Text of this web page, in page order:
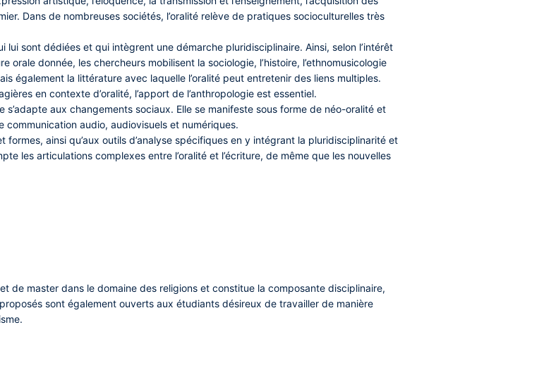
Dans de nombreuses sociétés, l’oralité relève de pratiques socioculturelles très
lui sont dédiées et qui intègrent une démarche pluridisciplinaire. Ainsi, selon l’intérêt
orale donnée, les chercheurs mobilisent la sociologie, l’histoire, l’ethnomusicologie
également la littérature avec laquelle l’oralité peut entretenir des liens multiples.
en contexte d’oralité, l’apport de l’anthropologie est essentiel.
s’adapte aux changements sociaux. Elle se manifeste sous forme de néo-oralité et
audio, audiovisuels et numériques.
ainsi qu’aux outils d’analyse spécifiques en y intégrant la pluridisciplinarité et
les articulations complexes entre l’oralité et l’écriture, de même que les nouvelles
de master dans le domaine des religions et constitue la composante disciplinaire,
sont également ouverts aux étudiants désireux de travailler de manière